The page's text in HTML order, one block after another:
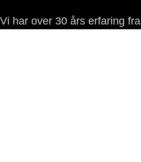
Vi har over 30 års erfaring